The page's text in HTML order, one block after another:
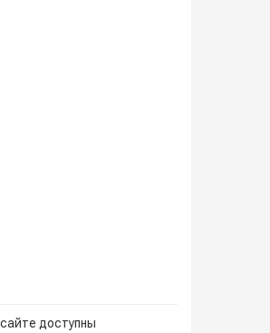
доступны